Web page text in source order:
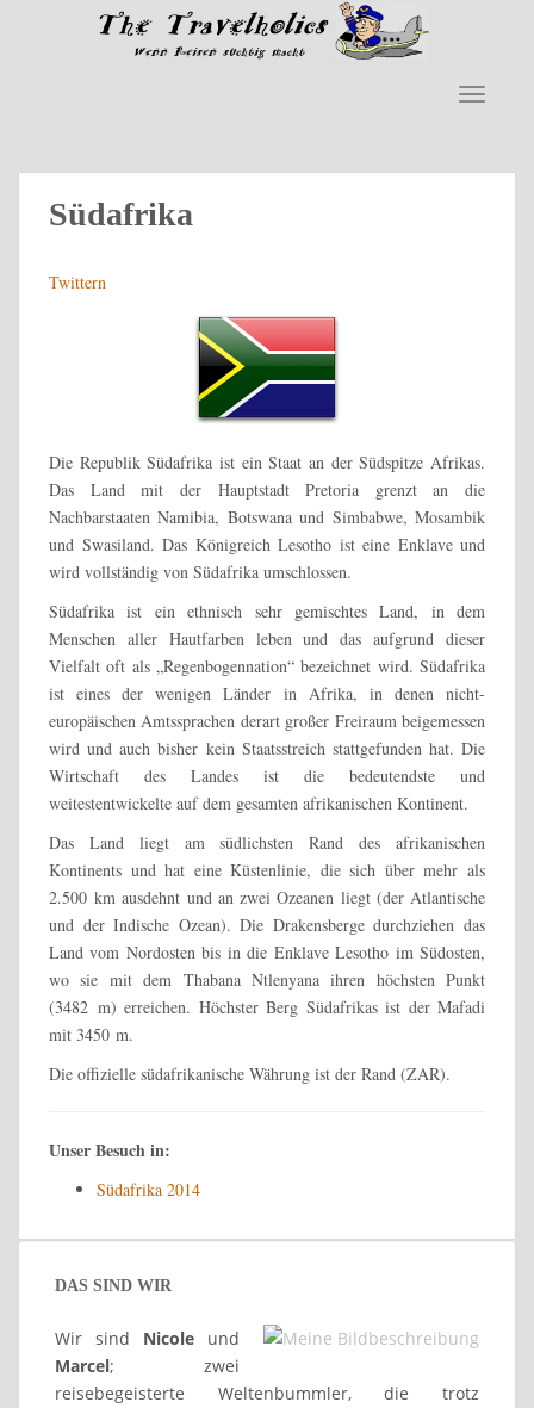
Südafrika
Twittern
Die Republik Südafrika ist ein Staat an der Südspitze Afrikas.
Das Land mit der Hauptstadt Pretoria grenzt an die
Nachbarstaaten Namibia, Botswana und Simbabwe, Mosambik
und Swasiland. Das Königreich Lesotho ist eine Enklave und
wird vollständig von Südafrika umschlossen.
Südafrika ist ein ethnisch sehr gemischtes Land, in dem
Menschen aller Hautfarben leben und das aufgrund dieser
Vielfalt oft als „Regenbogennation“ bezeichnet wird. Südafrika
ist eines der wenigen Länder in Afrika, in denen nicht-
europäischen Amtssprachen derart großer Freiraum beigemessen
wird und auch bisher kein Staatsstreich stattgefunden hat. Die
Wirtschaft des Landes ist die bedeutendste und
weitestentwickelte auf dem gesamten afrikanischen Kontinent.
Das Land liegt am südlichsten Rand des afrikanischen
Kontinents und hat eine Küstenlinie, die sich über mehr als
2.500 km ausdehnt und an zwei Ozeanen liegt (der Atlantische
und der Indische Ozean). Die Drakensberge durchziehen das
Land vom Nordosten bis in die Enklave Lesotho im Südosten,
wo sie mit dem Thabana Ntlenyana ihren höchsten Punkt
(3482 m) erreichen. Höchster Berg Südafrikas ist der Mafadi
mit 3450 m.
Die offizielle südafrikanische Währung ist der Rand (ZAR).
Unser Besuch in:
Südafrika 2014
DAS SIND WIR
Wir sind Nicole und
Marcel; zwei
reisebegeisterte Weltenbummler, die trotz